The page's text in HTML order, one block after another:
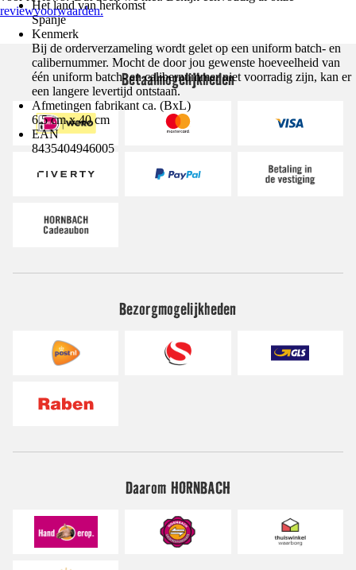
Het land van herkomst
Spanje
Kenmerk
Bij de orderverzameling wordt gelet op een uniform batch- en
calibernummer. Mocht de door jou gewenste hoeveelheid van
één uniform batch- en calibernummer niet voorradig zijn, kan er
een langere levertijd ontstaan.
Afmetingen fabrikant ca. (BxL)
6.5 cm x 40 cm
EAN
8435404946005
reviewvoorwaarden.
Betaalmogelijkheden
Bezorgmogelijkheden
Daarom HORNBACH